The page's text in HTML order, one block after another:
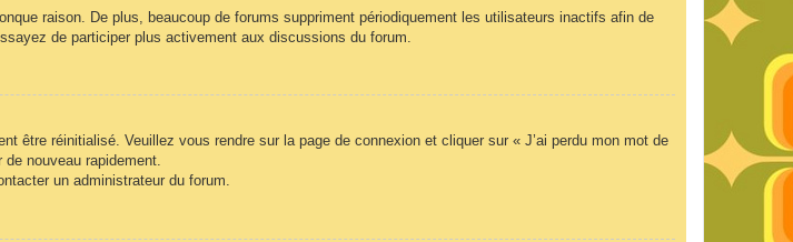
raison. De plus, beaucoup de forums suppriment périodiquement les utilisateurs inactifs afin de
de participer plus activement aux discussions du forum.
être réinitialisé. Veuillez vous rendre sur la page de connexion et cliquer sur « J’ai perdu mon mot de
nouveau rapidement.
un administrateur du forum.